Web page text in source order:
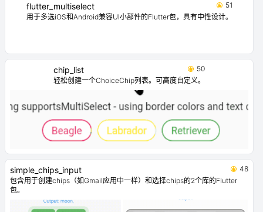
flutter_multiselect
51
用于多选iOS和Android兼容UI小部件的Flutter包，具有中性设计。
chip_list
50
轻松创建一个ChoiceChip列表。可高度自定义。
simple_chips_input
48
包含用于创建chips（如Gmail应用中一样）和选择chips的2个库的Flutter
包。